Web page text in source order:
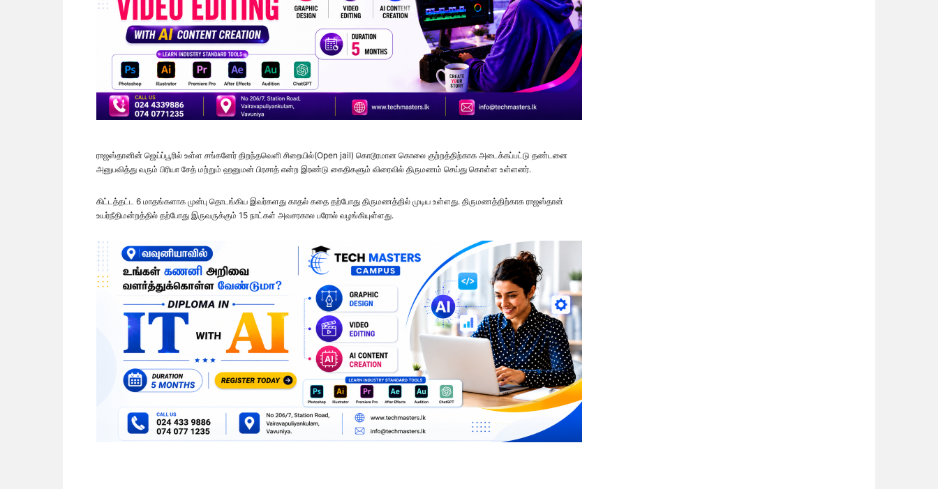
ராஜஸ்தானின் ஜெய்ப்பூரில் உள்ள சங்கனேர் திறந்தவெளி சிறையில்(Open jail) கொடூரமான கொலை குற்றத்திற்காக அடைக்கப்பட்டு தண்டனை
அனுபவித்து வரும் பிரியா சேத் மற்றும் ஹனுமன் பிரசாத் என்ற இரண்டு கைதிகளும் விரைவில் திருமணம் செய்து கொள்ள உள்ளனர்.
கிட்டத்தட்ட 6 மாதங்களாக முன்பு தொடங்கிய இவர்களது காதல் கதை தற்போது திருமணத்தில் முடிய உள்ளது. திருமணத்திற்காக ராஜஸ்தான்
உயர்நீதிமன்றத்தில் தற்போது இருவருக்கும் 15 நாட்கள் அவசரகால பரோல் வழங்கியுள்ளது.